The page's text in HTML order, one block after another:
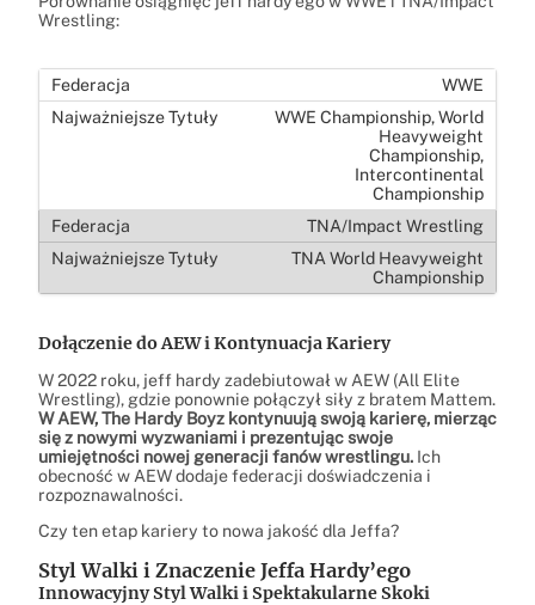
Wrestling:
WWE
WWE Championship, World
Heavyweight
Championship,
Intercontinental
Championship
TNA/Impact Wrestling
TNA World Heavyweight
Championship
Dołączenie do AEW i Kontynuacja Kariery
W 2022 roku, jeff hardy zadebiutował w AEW (All Elite
Wrestling), gdzie ponownie połączył siły z bratem Mattem.
W AEW, The Hardy Boyz kontynuują swoją karierę, mierząc
się z nowymi wyzwaniami i prezentując swoje
umiejętności nowej generacji fanów wrestlingu. Ich
obecność w AEW dodaje federacji doświadczenia i
rozpoznawalności.
Czy ten etap kariery to nowa jakość dla Jeffa?
Styl Walki i Znaczenie Jeffa Hardy’ego
Innowacyjny Styl Walki i Spektakularne Skoki